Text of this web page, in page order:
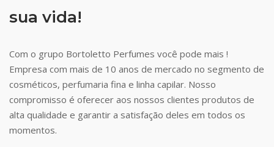
sua vida!
Com o grupo Bortoletto Perfumes você pode mais !
Empresa com mais de 10 anos de mercado no segmento de
cosméticos, perfumaria fina e linha capilar. Nosso
compromisso é oferecer aos nossos clientes produtos de
alta qualidade e garantir a satisfação deles em todos os
momentos.